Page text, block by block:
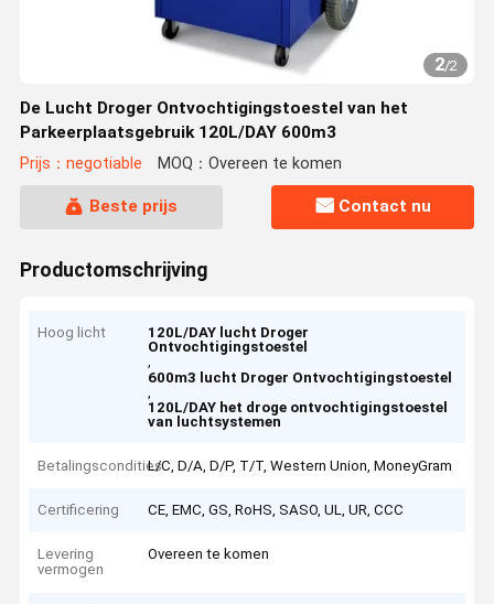
2/2
De Lucht Droger Ontvochtigingstoestel van het
Parkeerplaatsgebruik 120L/DAY 600m3
Prijs：negotiable MOQ：Overeen te komen
Beste prijs Contact nu
Productomschrijving
Hoog licht
120L/DAY lucht Droger
Ontvochtigingstoestel
,
600m3 lucht Droger Ontvochtigingstoestel
,
120L/DAY het droge ontvochtigingstoestel
van luchtsystemen
BetalingsconditiesL/C, D/A, D/P, T/T, Western Union, MoneyGram
Certificering CE, EMC, GS, RoHS, SASO, UL, UR, CCC
Levering
vermogen
Overeen te komen